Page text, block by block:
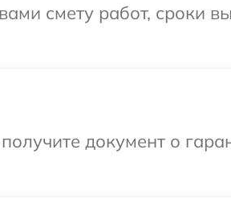
смету работ, сроки
документ о